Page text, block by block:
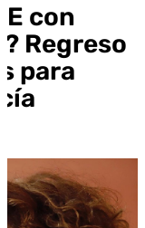
con
Regreso
para